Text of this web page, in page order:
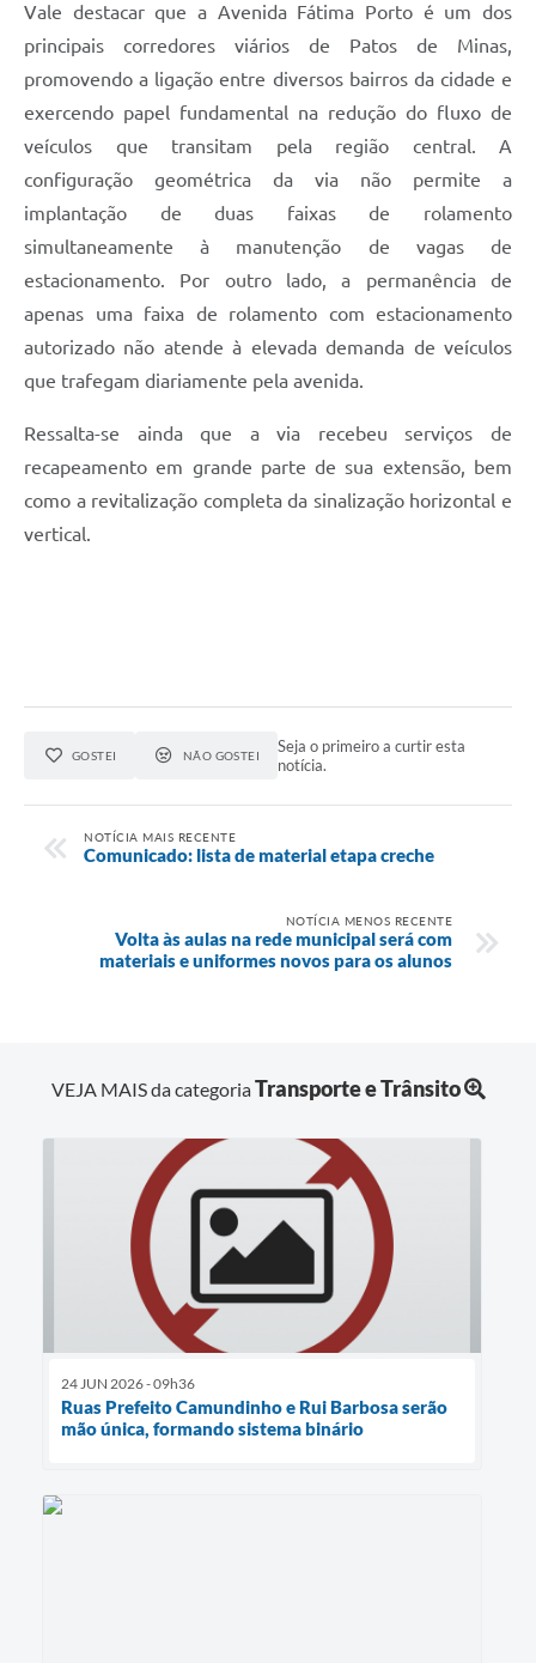
Vale destacar que a Avenida Fátima Porto é um dos
principais corredores viários de Patos de Minas,
promovendo a ligação entre diversos bairros da cidade e
exercendo papel fundamental na redução do fluxo de
veículos que transitam pela região central. A
configuração geométrica da via não permite a
implantação de duas faixas de rolamento
simultaneamente à manutenção de vagas de
estacionamento. Por outro lado, a permanência de
apenas uma faixa de rolamento com estacionamento
autorizado não atende à elevada demanda de veículos
que trafegam diariamente pela avenida.
Ressalta-se ainda que a via recebeu serviços de
recapeamento em grande parte de sua extensão, bem
como a revitalização completa da sinalização horizontal e
vertical.
GOSTEI NÃO GOSTEI
Seja o primeiro a curtir esta
notícia.
NOTÍCIA MAIS RECENTE
Comunicado: lista de material etapa creche
NOTÍCIA MENOS RECENTE
Volta às aulas na rede municipal será com
materiais e uniformes novos para os alunos
VEJA MAIS da categoriaTransporte e Trânsito
24 JUN 2026 - 09h36
Ruas Prefeito Camundinho e Rui Barbosa serão
mão única, formando sistema binário